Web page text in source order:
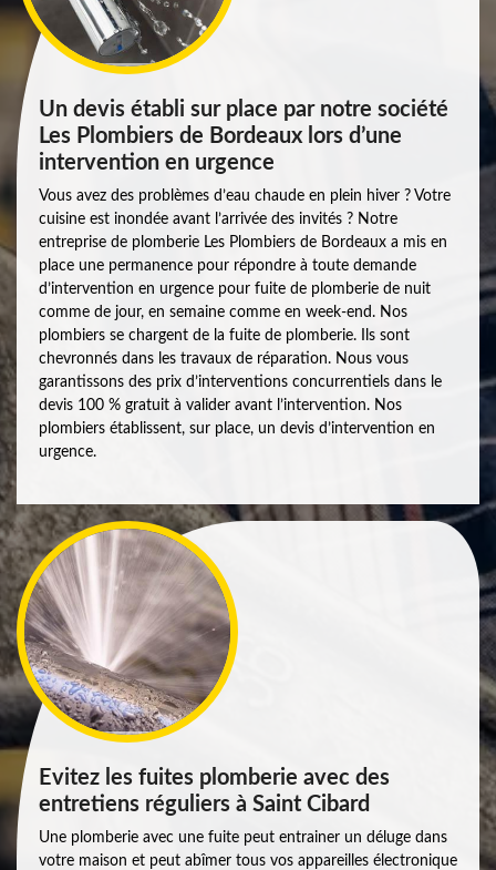
Un devis établi sur place par notre société
Les Plombiers de Bordeaux lors d’une
intervention en urgence
Vous avez des problèmes d’eau chaude en plein hiver ? Votre
cuisine est inondée avant l’arrivée des invités ? Notre
entreprise de plomberie Les Plombiers de Bordeaux a mis en
place une permanence pour répondre à toute demande
d’intervention en urgence pour fuite de plomberie de nuit
comme de jour, en semaine comme en week-end. Nos
plombiers se chargent de la fuite de plomberie. Ils sont
chevronnés dans les travaux de réparation. Nous vous
garantissons des prix d’interventions concurrentiels dans le
devis 100 % gratuit à valider avant l’intervention. Nos
plombiers établissent, sur place, un devis d’intervention en
urgence.
Evitez les fuites plomberie avec des
entretiens réguliers à Saint Cibard
Une plomberie avec une fuite peut entrainer un déluge dans
votre maison et peut abîmer tous vos appareilles électronique